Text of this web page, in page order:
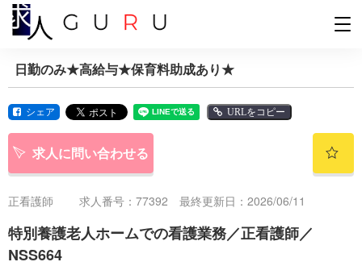
日勤のみ★高給与★保育料助成あり★
シェア URLをコピー
求人に問い合わせる
正看護師 求人番号：77392 最終更新日：2026/06/11
特別養護老人ホームでの看護業務／正看護師／
NSS664